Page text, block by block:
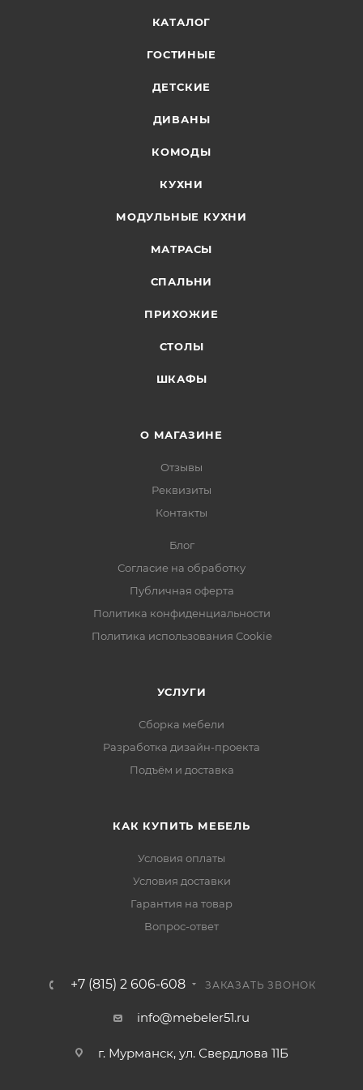
КАТАЛОГ
ГОСТИНЫЕ
ДЕТСКИЕ
ДИВАНЫ
КОМОДЫ
КУХНИ
МОДУЛЬНЫЕ КУХНИ
МАТРАСЫ
СПАЛЬНИ
ПРИХОЖИЕ
СТОЛЫ
ШКАФЫ
О МАГАЗИНЕ
Отзывы
Реквизиты
Контакты
Блог
Согласие на обработку
Публичная оферта
Политика конфиденциальности
Политика использования Cookie
УСЛУГИ
Сборка мебели
Разработка дизайн-проекта
Подъём и доставка
КАК КУПИТЬ МЕБЕЛЬ
Условия оплаты
Условия доставки
Гарантия на товар
Вопрос-ответ
+7 (815) 2 606-608 ЗАКАЗАТЬ ЗВОНОК
info@mebeler51.ru
г. Мурманск, ул. Свердлова 11Б